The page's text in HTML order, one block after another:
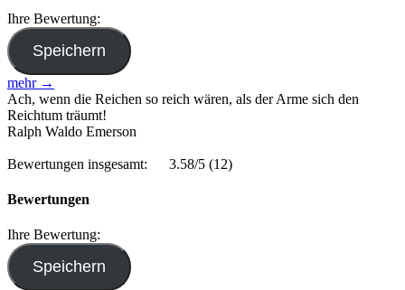
Ihre Bewertung:
mehr →
Ach, wenn die Reichen so reich wären, als der Arme sich den
Reichtum träumt!
Ralph Waldo Emerson
Bewertungen insgesamt: 3.58/5 (12)
Bewertungen
Ihre Bewertung: